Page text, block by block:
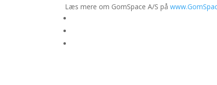
Læs mere om GomSpace A/S på